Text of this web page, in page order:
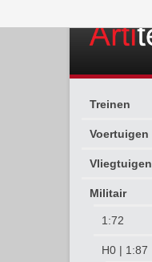
Treinen
Voertuigen
Vliegtuigen
Militair
1:72
H0 | 1:87